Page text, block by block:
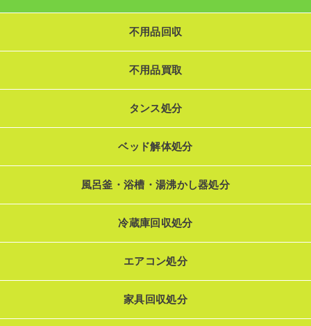
不用品回収
不用品買取
タンス処分
ベッド解体処分
風呂釜・浴槽・湯沸かし器処分
冷蔵庫回収処分
エアコン処分
家具回収処分